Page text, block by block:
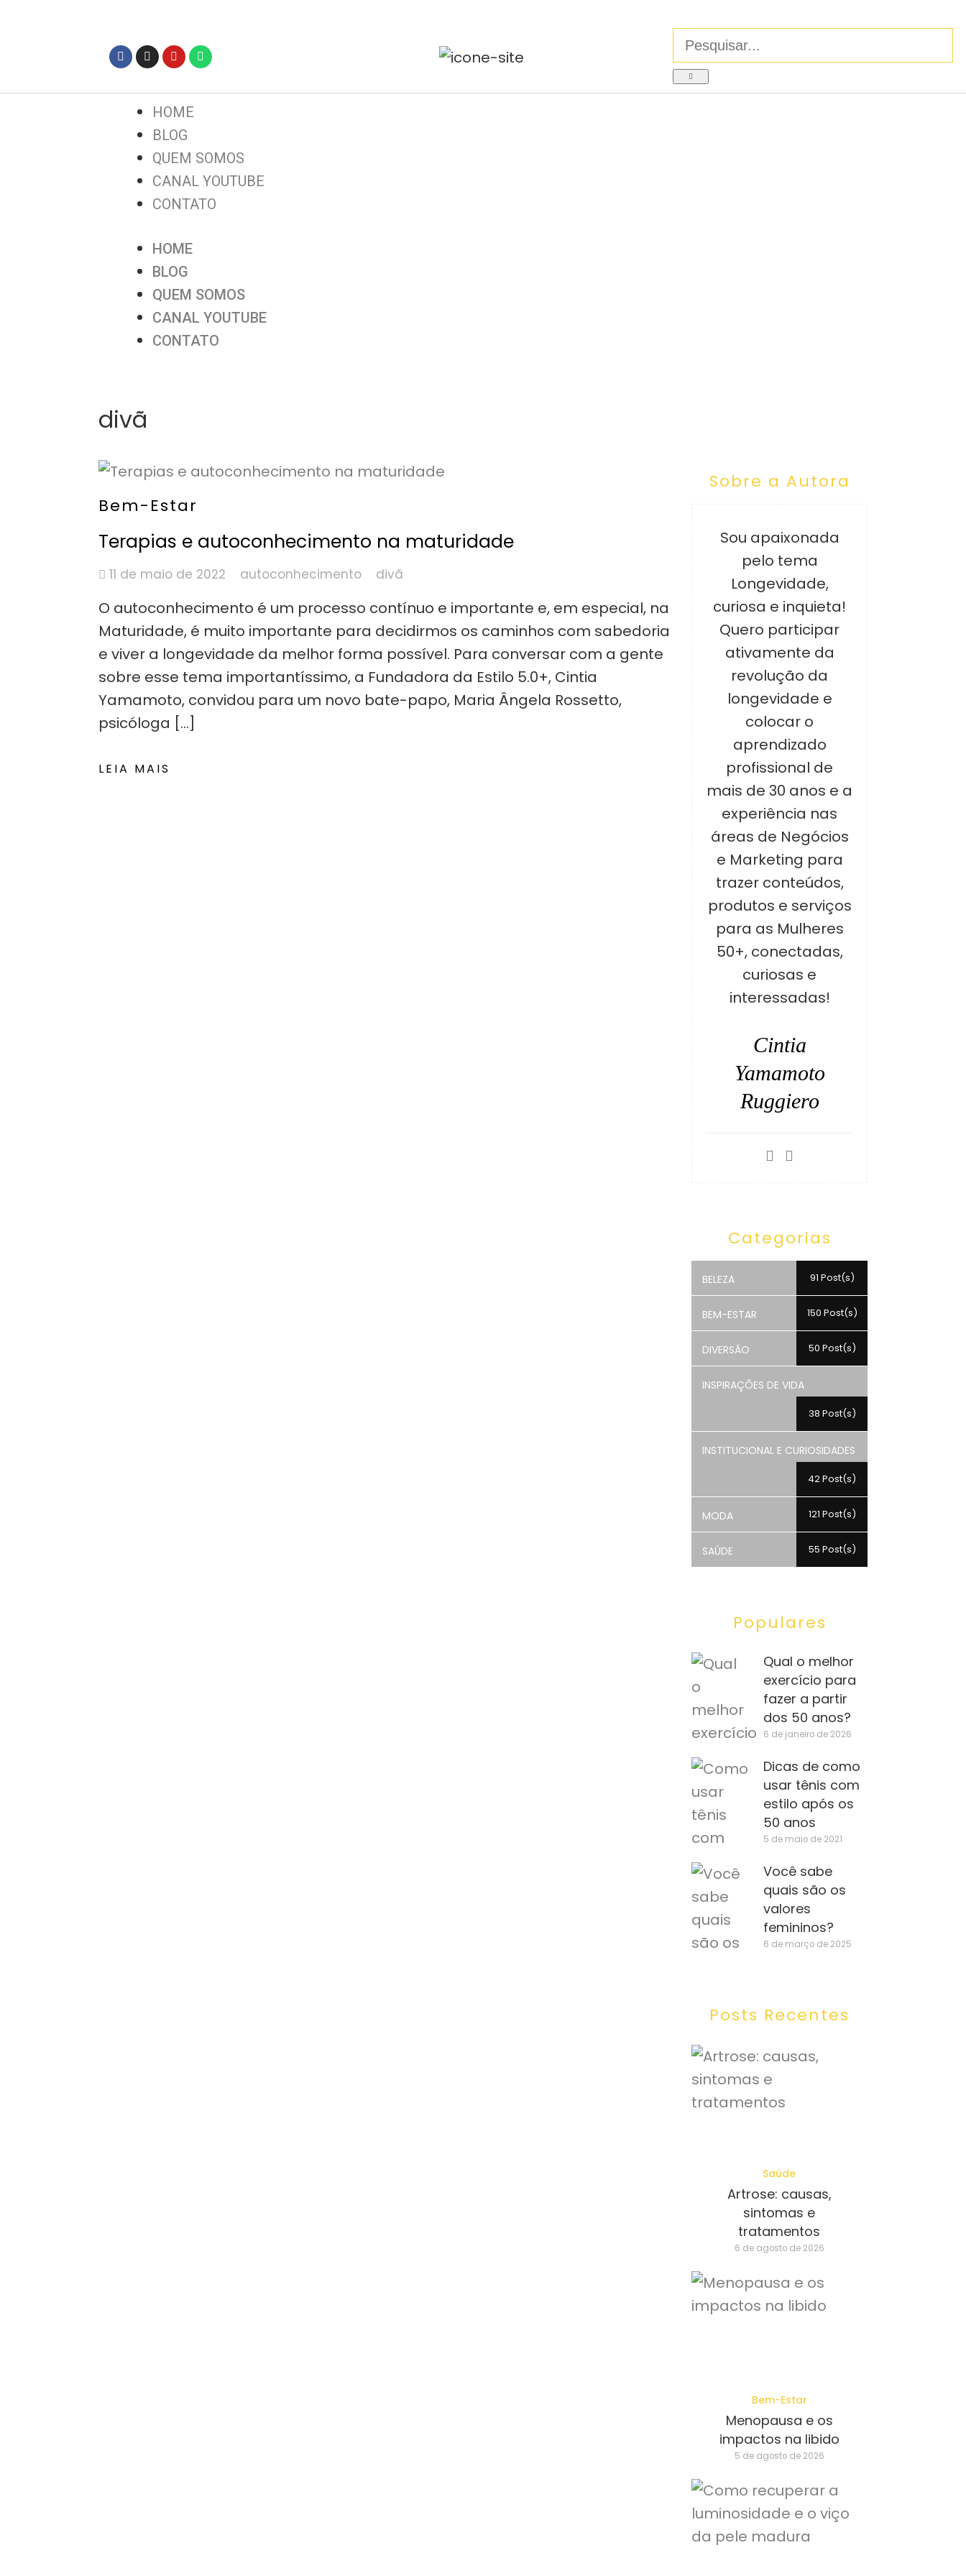
HOME
BLOG
QUEM SOMOS
CANAL YOUTUBE
CONTATO
HOME
BLOG
QUEM SOMOS
CANAL YOUTUBE
CONTATO
divã
Bem-Estar
Terapias e autoconhecimento na maturidade
11 de maio de 2022 autoconhecimento divã
O autoconhecimento é um processo contínuo e importante e, em especial, na
Maturidade, é muito importante para decidirmos os caminhos com sabedoria
e viver a longevidade da melhor forma possível. Para conversar com a gente
sobre esse tema importantíssimo, a Fundadora da Estilo 5.0+, Cintia
Yamamoto, convidou para um novo bate-papo, Maria Ângela Rossetto,
psicóloga […]
LEIA MAIS
Sobre a Autora
Sou apaixonada
pelo tema
Longevidade,
curiosa e inquieta!
Quero participar
ativamente da
revolução da
longevidade e
colocar o
aprendizado
profissional de
mais de 30 anos e a
experiência nas
áreas de Negócios
e Marketing para
trazer conteúdos,
produtos e serviços
para as Mulheres
50+, conectadas,
curiosas e
interessadas!
Cintia
Yamamoto
Ruggiero
Categorias
BELEZA 91 Post(s)
BEM-ESTAR 150 Post(s)
DIVERSÃO 50 Post(s)
INSPIRAÇÕES DE VIDA
38 Post(s)
INSTITUCIONAL E CURIOSIDADES
42 Post(s)
MODA 121 Post(s)
SAÚDE 55 Post(s)
Populares
Qual o melhor
exercício para
fazer a partir
dos 50 anos?
6 de janeiro de 2026
Dicas de como
usar tênis com
estilo após os
50 anos
5 de maio de 2021
Você sabe
quais são os
valores
femininos?
6 de março de 2025
Posts Recentes
Saúde
Artrose: causas,
sintomas e
tratamentos
6 de agosto de 2026
Bem-Estar
Menopausa e os
impactos na libido
5 de agosto de 2026